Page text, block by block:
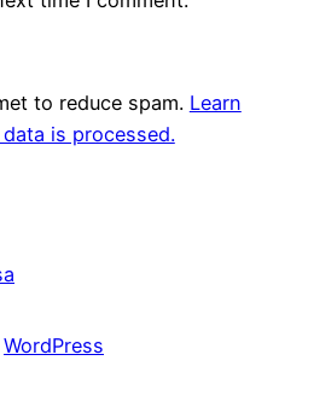
to reduce spam. Learn
is processed.
WordPress